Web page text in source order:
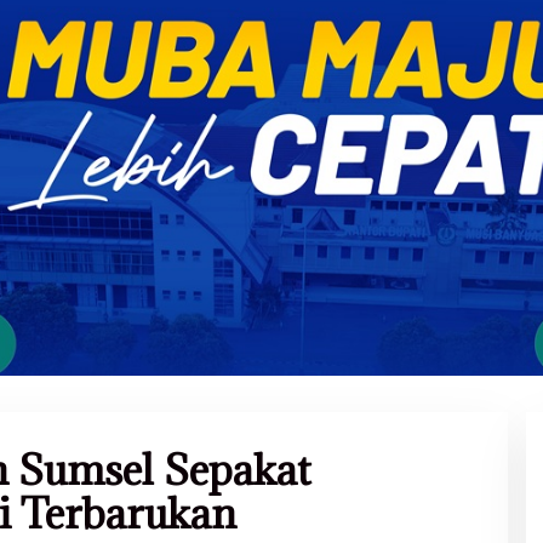
Sepakat
Terbarukan